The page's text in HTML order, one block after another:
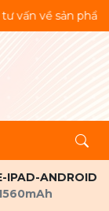
sản phẩm vui
IPAD-ANDROID